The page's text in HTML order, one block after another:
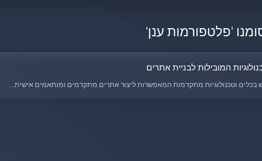
'פלטפורמות ענן'
המובילות לבניית אתרים
בכלים וטכנולוגיות מתקדמות המאפשרות ליצור אתרים מתקדמים ומותאמים אישית....